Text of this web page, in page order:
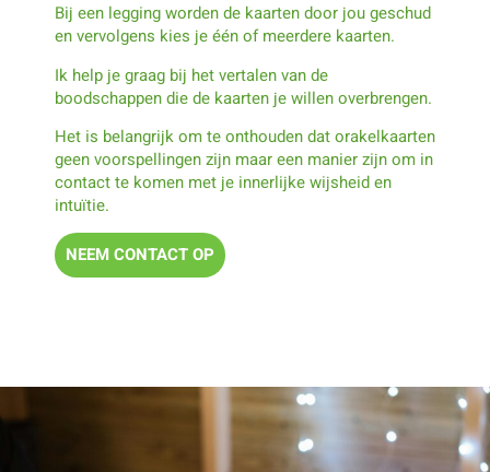
Bij een legging worden de kaarten door jou geschud
en vervolgens kies je één of meerdere kaarten.
Ik help je graag bij het vertalen van de
boodschappen die de kaarten je willen overbrengen.
Het is belangrijk om te onthouden dat orakelkaarten
geen voorspellingen zijn maar een manier zijn om in
contact te komen met je innerlijke wijsheid en
intuïtie.
NEEM CONTACT OP